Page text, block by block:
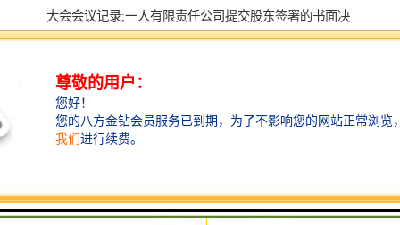
大会会议记录;一人有限责任公司提交股东签署的书面决
定。国有资公司提交、地方或者其授权的本级国有资产
监督管理机构的批准文件;
4、修改后的公司章程或者公司章程修正案(公司法定代
表人签署);
证书复印件;变更住所的提交新的住所明;变更经营范围